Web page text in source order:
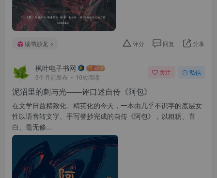
读书沙龙 评分 回复 分享
枫叶电子书网
3个月前发布 10次阅读
关注 私信
泥沼里的刺与光——评口述自传《阿包》
在文学日益精致化、精英化的今天，一本由几乎不识字的底层女
性以语音转文字、手写誊抄完成的自传《阿包》，以粗粝、直
白、毫无修...